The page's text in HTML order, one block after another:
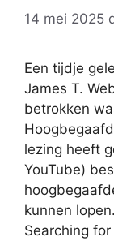
14 mei 2025
Een tijdje
James T.
betrokken
lezing heeft
YouTube)
kunnen
Searching